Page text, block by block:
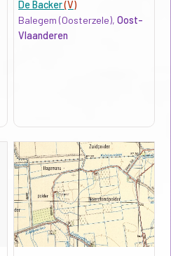
De Backer(V)
Balegem (Oosterzele),Oost-
Vlaanderen